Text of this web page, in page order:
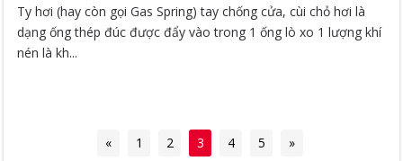
Ty hơi (hay còn gọi Gas Spring) tay chống cửa, cùi chỏ hơi là
dạng ống thép đúc được đẩy vào trong 1 ống lò xo 1 lượng khí
nén là kh...
« 1 2 3 4 5 »